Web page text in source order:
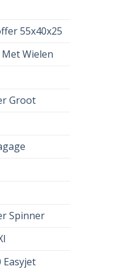
55x40x25
Wielen
Groot
Spinner
Easyjet